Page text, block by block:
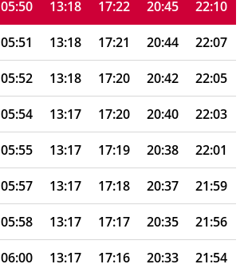
05:50 13:18 17:22 20:45 22:10
05:51 13:18 17:21 20:44 22:07
05:52 13:18 17:20 20:42 22:05
05:54 13:17 17:20 20:40 22:03
05:55 13:17 17:19 20:38 22:01
05:57 13:17 17:18 20:37 21:59
05:58 13:17 17:17 20:35 21:56
06:00 13:17 17:16 20:33 21:54